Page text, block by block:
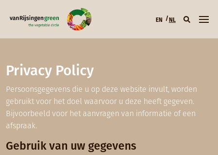
Overslaan en naar de inhoud gaan
Hoofdmenu
EN NL
Privacy Policy
Persoonsgegevens die u op deze website invult, worden
gebruikt voor het doel waarvoor u deze heeft gegeven.
Bijvoorbeeld voor het aanvragen van informatie of een
afspraak.
Gebruik van uw gegevens